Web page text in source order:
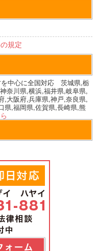
規定
を中心に全国対応 茨城県,栃
奈川県,横浜,福井県,岐阜県,
,大阪府,兵庫県,神戸,奈良県,
県,福岡県,佐賀県,長崎県,熊